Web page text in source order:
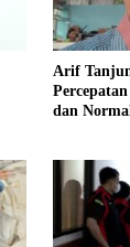
Arif
dan